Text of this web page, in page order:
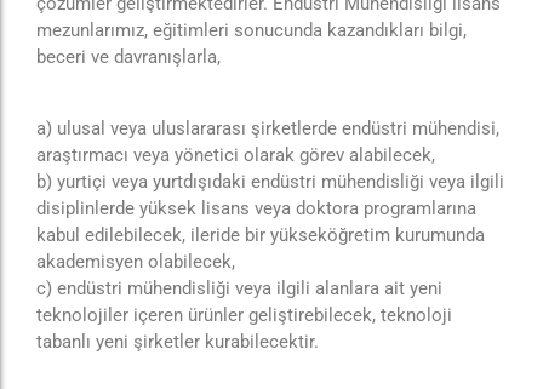
mezunlarımız, eğitimleri sonucunda kazandıkları bilgi,
beceri ve davranışlarla,
a) ulusal veya uluslararası şirketlerde endüstri mühendisi,
araştırmacı veya yönetici olarak görev alabilecek,
b) yurtiçi veya yurtdışıdaki endüstri mühendisliği veya ilgili
disiplinlerde yüksek lisans veya doktora programlarına
kabul edilebilecek, ileride bir yükseköğretim kurumunda
akademisyen olabilecek,
c) endüstri mühendisliği veya ilgili alanlara ait yeni
teknolojiler içeren ürünler geliştirebilecek, teknoloji
tabanlı yeni şirketler kurabilecektir.